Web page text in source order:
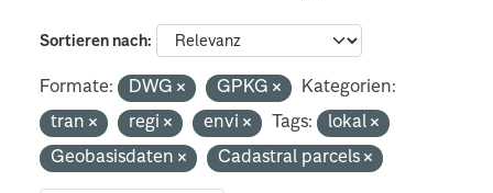
Sortieren nach
Formate: DWG GPKG
Kategorien:
tran
regi envi Tags:
lokal
Geobasisdaten
Cadastral parcels